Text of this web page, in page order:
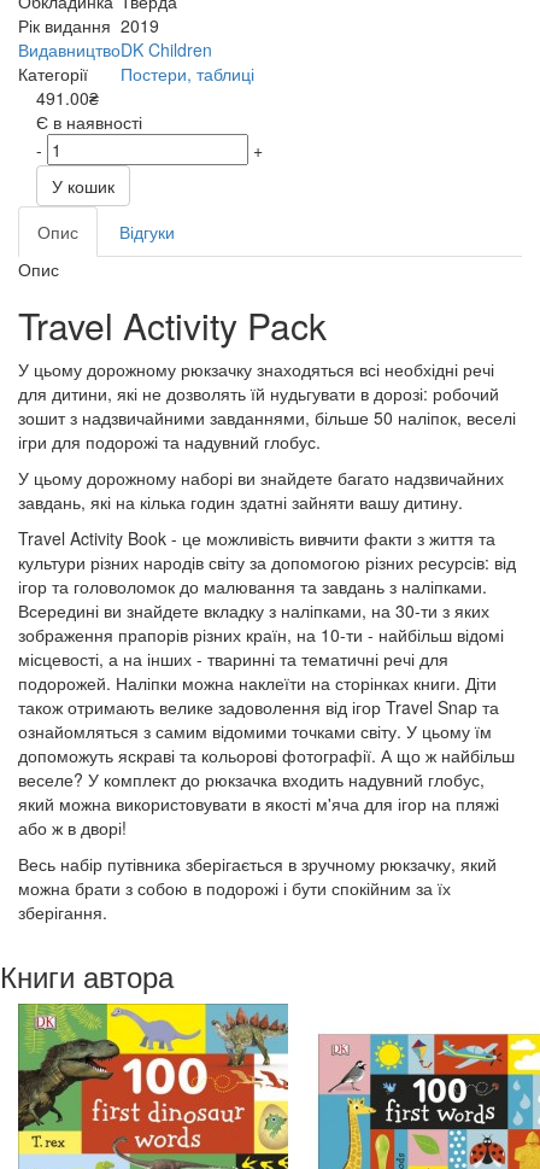
Рік видання 2019
ВидавництвоDK Children
Категорії
Постери, таблиці
491.00₴
Є в наявності
-
+
У кошик
Опис
Відгуки
Опис
Travel Activity Pack
У цьому дорожному рюкзачку знаходяться всі необхідні речі
для дитини, які не дозволять їй нудьгувати в дорозі: робочий
зошит з надзвичайними завданнями, більше 50 наліпок, веселі
ігри для подорожі та надувний глобус.
У цьому дорожному наборі ви знайдете багато надзвичайних
завдань, які на кілька годин здатні зайняти вашу дитину.
Travel Activity Book - це можливість вивчити факти з життя та
культури різних народів світу за допомогою різних ресурсів: від
ігор та головоломок до малювання та завдань з наліпками.
Всередині ви знайдете вкладку з наліпками, на 30-ти з яких
зображення прапорів різних країн, на 10-ти - найбільш відомі
місцевості, а на інших - тваринні та тематичні речі для
подорожей. Наліпки можна наклеїти на сторінках книги. Діти
також отримають велике задоволення від ігор Travel Snap та
ознайомляться з самим відомими точками світу. У цьому їм
допоможуть яскраві та кольорові фотографії. А що ж найбільш
веселе? У комплект до рюкзачка входить надувний глобус,
який можна використовувати в якості м'яча для ігор на пляжі
або ж в дворі!
Весь набір путівника зберігається в зручному рюкзачку, який
можна брати з собою в подорожі і бути спокійним за їх
зберігання.
Книги автора